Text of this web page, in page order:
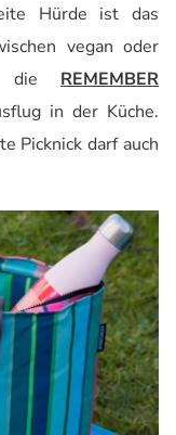
Hürde ist das
vegan oder
die REMEMBER
in der Küche.
Picknick darf auch